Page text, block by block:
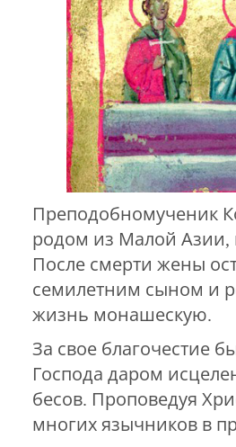
Преподобномученик
родом из Малой Азии,
После смерти жены
семилетним сыном и
жизнь монашескую.
За свое благочестие
Господа даром
бесов. Проповедуя
многих язычников в